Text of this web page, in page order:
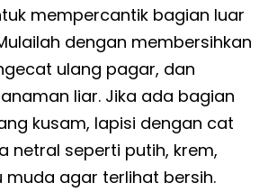
mempercantik bagian luar
dengan membersihkan
ulang pagar, dan
liar. Jika ada bagian
kusam, lapisi dengan cat
netral seperti putih, krem,
agar terlihat bersih.